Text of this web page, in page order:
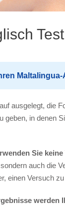
Test
ausgelegt, die
in denen
Sie
auch die
einen Versuch
werden